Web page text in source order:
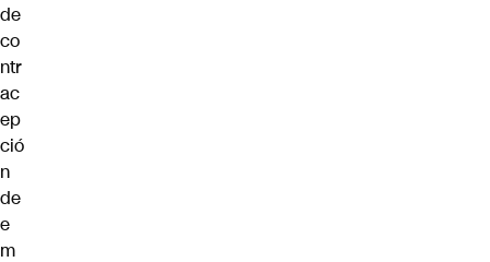
de
co
ntr
ac
ep
ció
n
de
e
m